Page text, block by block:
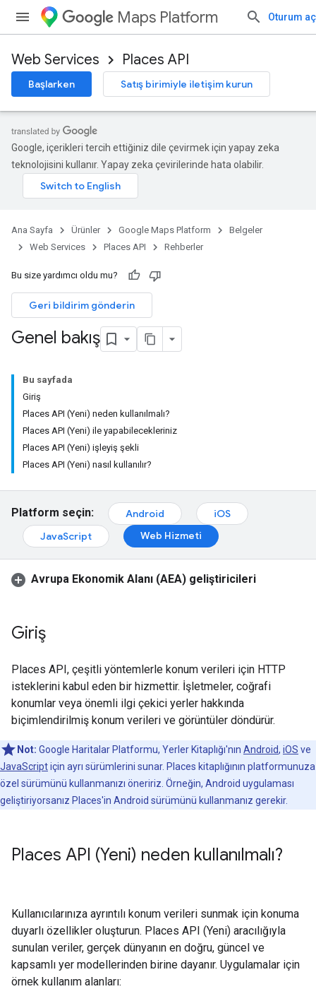
Maps Platform Oturum aç
Web Services Places API
Başlarken Satış birimiyle iletişim kurun
Google, içerikleri tercih ettiğiniz dile çevirmek için yapay zeka
teknolojisini kullanır. Yapay zeka çevirilerinde hata olabilir.
Ana Sayfa Ürünler Google Maps Platform
Belgeler
Web Services
Places API Rehberler
Bu size yardımcı oldu mu?
Geri bildirim gönderin
Genel bakış
Bu sayfada
Giriş
Places API (Yeni) neden kullanılmalı?
Places API (Yeni) ile yapabilecekleriniz
Places API (Yeni) işleyiş şekli
Places API (Yeni) nasıl kullanılır?
Platform seçin: Android
iOS
JavaScript
Web Hizmeti
Avrupa Ekonomik Alanı (AEA) geliştiricileri
Giriş
Places API, çeşitli yöntemlerle konum verileri için HTTP
isteklerini kabul eden bir hizmettir. İşletmeler, coğrafi
konumlar veya önemli ilgi çekici yerler hakkında
biçimlendirilmiş konum verileri ve görüntüler döndürür.
Not: Google Haritalar Platformu, Yerler Kitaplığı'nın Android, iOS ve
JavaScriptiçin ayrı sürümlerini sunar. Places kitaplığının platformunuza
özel sürümünü kullanmanızı öneririz. Örneğin, Android uygulaması
geliştiriyorsanız Places'in Android sürümünü kullanmanız gerekir.
Places API (Yeni) neden kullanılmalı?
Kullanıcılarınıza ayrıntılı konum verileri sunmak için konuma
duyarlı özellikler oluşturun. Places API (Yeni) aracılığıyla
sunulan veriler, gerçek dünyanın en doğru, güncel ve
kapsamlı yer modellerinden birine dayanır. Uygulamalar için
örnek kullanım alanları: